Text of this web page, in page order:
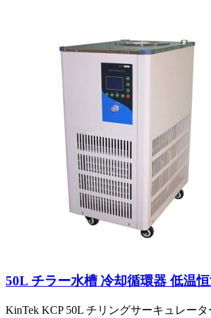
50L チラー水槽 冷却循環器 低温
KinTek KCP 50L チリングサーキュレー